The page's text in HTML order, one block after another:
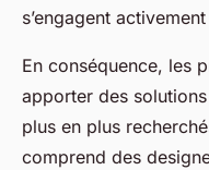
s’engagent
En conséquence, les
apporter des
plus en plus
comprend des